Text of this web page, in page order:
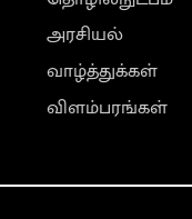
அரசியல்
வாழ்த்துக்கள்
விளம்பரங்கள்